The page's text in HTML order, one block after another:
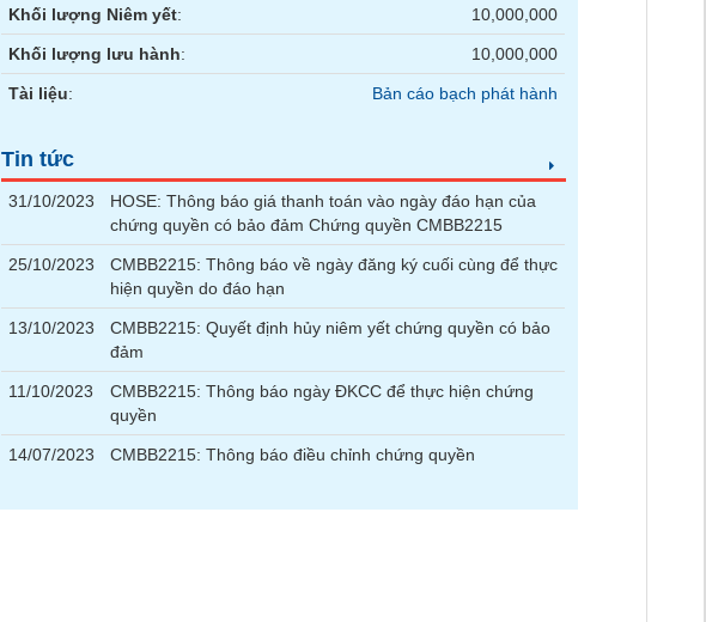
Khối lượng Niêm yết: 10,000,000
Khối lượng lưu hành: 10,000,000
Tài liệu: Bản cáo bạch phát hành
Tin tức
31/10/2023
HOSE: Thông báo giá thanh toán vào ngày đáo hạn của
chứng quyền có bảo đảm Chứng quyền CMBB2215
25/10/2023
CMBB2215: Thông báo về ngày đăng ký cuối cùng để thực
hiện quyền do đáo hạn
13/10/2023
CMBB2215: Quyết định hủy niêm yết chứng quyền có bảo
đảm
11/10/2023
CMBB2215: Thông báo ngày ĐKCC để thực hiện chứng
quyền
14/07/2023 CMBB2215: Thông báo điều chỉnh chứng quyền